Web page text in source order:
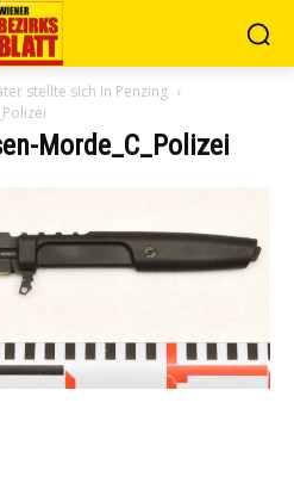
stellte sich in Penzing
Morde_C_Polizei